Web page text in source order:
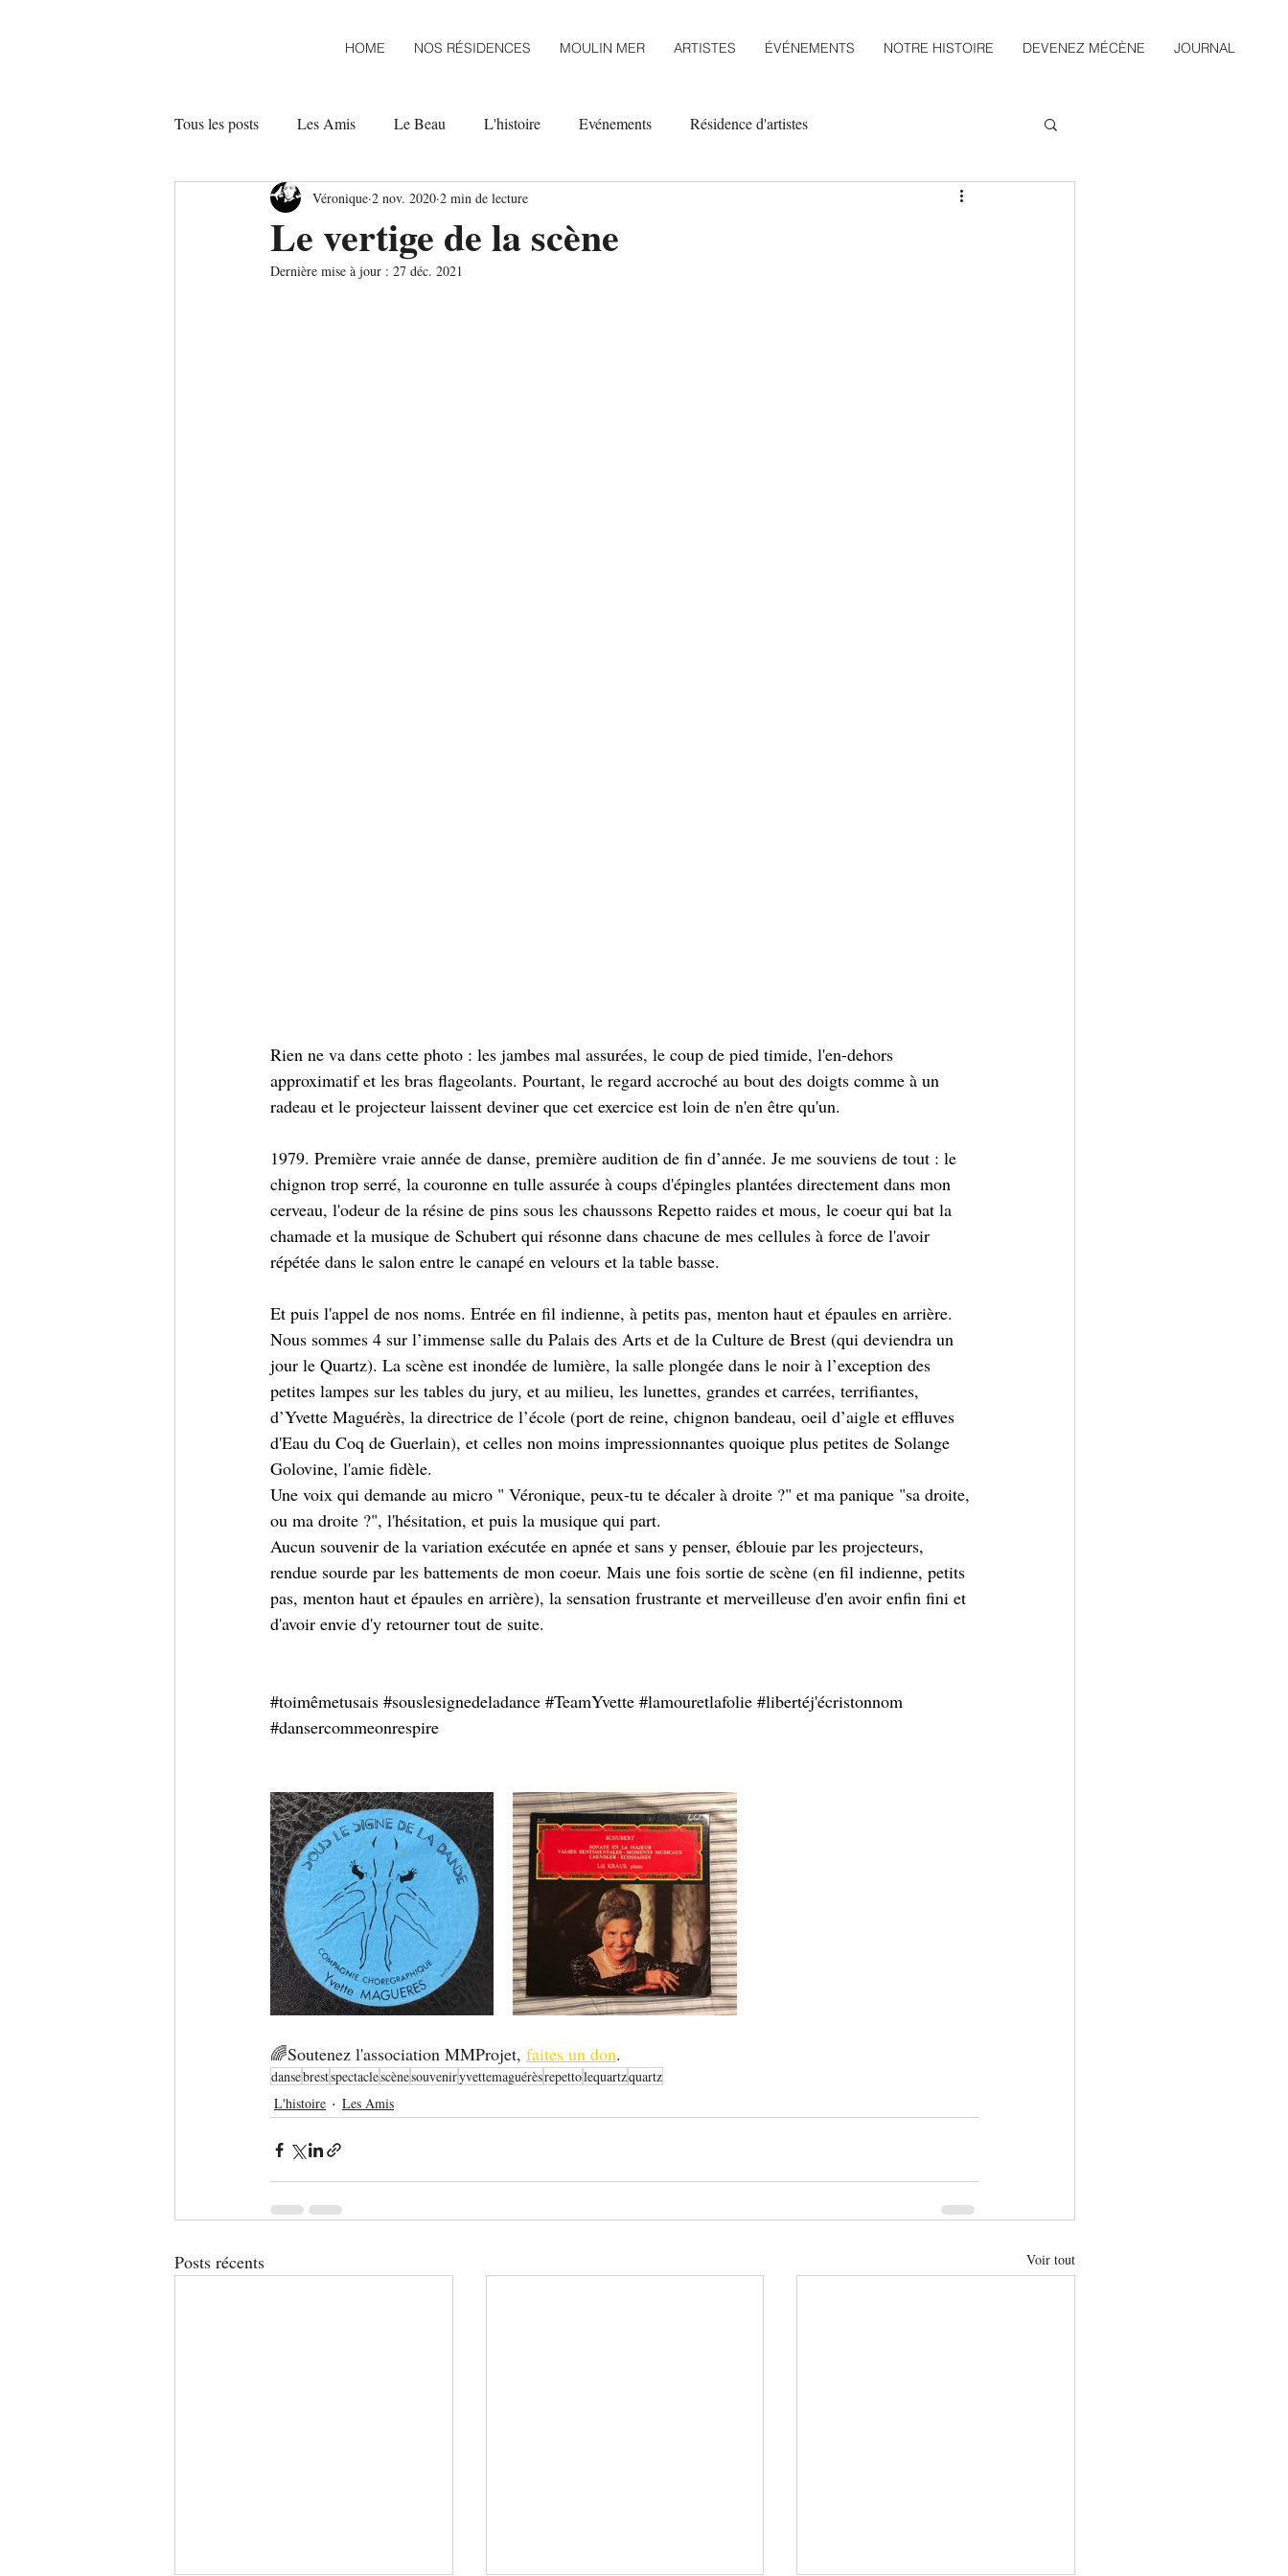
HOME NOS RÉSIDENCES MOULIN MER ARTISTES ÉVÉNEMENTS NOTRE HISTOIRE DEVENEZ MÉCÈNE JOURNAL
Tous les posts Les Amis Le Beau L'histoire Evénements Résidence d'artistes
Le vertige de la scène
Véronique 2 nov. 2020 2 min de lecture
Dernière mise à jour : 27 déc. 2021
Rien ne va dans cette photo : les jambes mal assurées, le coup de pied timide, l'en-dehors
approximatif et les bras flageolants. Pourtant, le regard accroché au bout des doigts comme à un
radeau et le projecteur laissent deviner que cet exercice est loin de n'en être qu'un.
1979. Première vraie année de danse, première audition de fin d’année. Je me souviens de tout : le
chignon trop serré, la couronne en tulle assurée à coups d'épingles plantées directement dans mon
cerveau, l'odeur de la résine de pins sous les chaussons Repetto raides et mous, le coeur qui bat la
chamade et la musique de Schubert qui résonne dans chacune de mes cellules à force de l'avoir
répétée dans le salon entre le canapé en velours et la table basse.
Et puis l'appel de nos noms. Entrée en fil indienne, à petits pas, menton haut et épaules en arrière.
Nous sommes 4 sur l’immense salle du Palais des Arts et de la Culture de Brest (qui deviendra un
jour le Quartz). La scène est inondée de lumière, la salle plongée dans le noir à l’exception des
petites lampes sur les tables du jury, et au milieu, les lunettes, grandes et carrées, terrifiantes,
d’Yvette Maguérès, la directrice de l’école (port de reine, chignon bandeau, oeil d’aigle et effluves
d'Eau du Coq de Guerlain), et celles non moins impressionnantes quoique plus petites de Solange
Golovine, l'amie fidèle.
Une voix qui demande au micro " Véronique, peux-tu te décaler à droite ?" et ma panique "sa droite,
ou ma droite ?", l'hésitation, et puis la musique qui part.
Aucun souvenir de la variation exécutée en apnée et sans y penser, éblouie par les projecteurs,
rendue sourde par les battements de mon coeur. Mais une fois sortie de scène (en fil indienne, petits
pas, menton haut et épaules en arrière), la sensation frustrante et merveilleuse d'en avoir enfin fini et
d'avoir envie d'y retourner tout de suite.
#toimêmetusais #souslesignedeladance #TeamYvette #lamouretlafolie #libertéj'écristonnom
#dansercommeonrespire
🌈Soutenez l'association MMProjet, faites un don.
dansebrestspectaclescènesouveniryvettemaguérèsrepettolequartzquartz
L'histoire
Les Amis
Posts récents Voir tout